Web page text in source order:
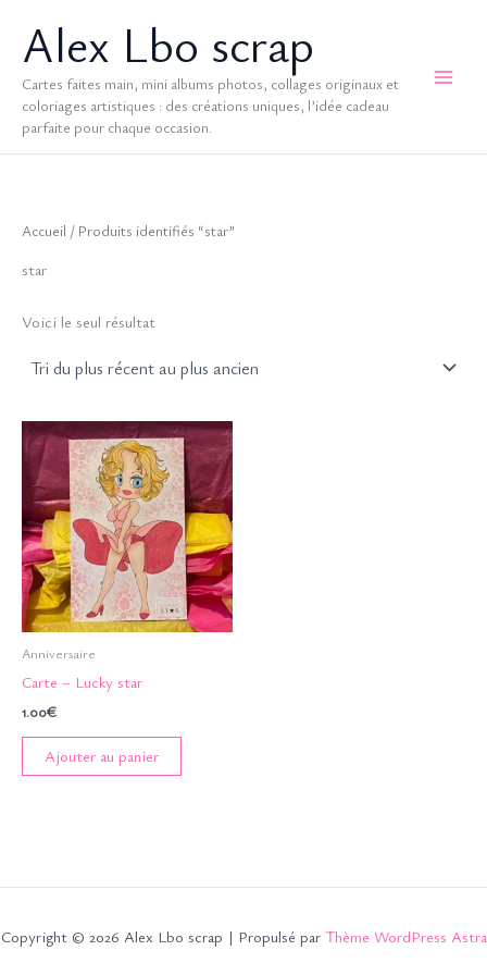
contenuAlex Lbo scrap
Cartes faites main, mini albums photos, collages originaux et
coloriages artistiques : des créations uniques, l’idée cadeau
parfaite pour chaque occasion.
Accueil / Produits identifiés “star”
star
Voici le seul résultat
Anniversaire
Carte – Lucky star
1.00€
Ajouter au panier
Copyright © 2026 Alex Lbo scrap | Propulsé par Thème WordPress Astra